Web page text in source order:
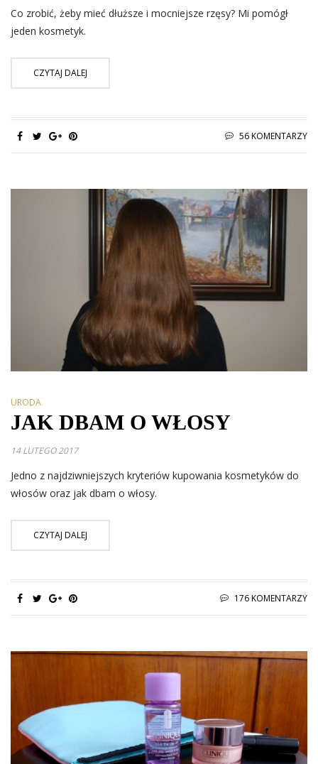
Co zrobić, żeby mieć dłuższe i mocniejsze rzęsy? Mi pomógł
jeden kosmetyk.
CZYTAJ DALEJ
56 KOMENTARZY
URODA
JAK DBAM O WŁOSY
14 LUTEGO 2017
Jedno z najdziwniejszych kryteriów kupowania kosmetyków do
włosów oraz jak dbam o włosy.
CZYTAJ DALEJ
176 KOMENTARZY